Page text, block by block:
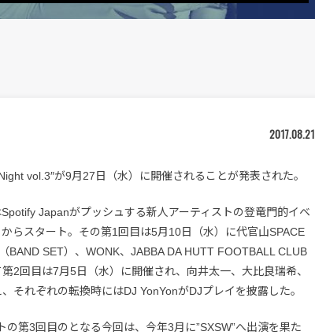
2017.08.21
vol.3″が9月27日（水）に開催されることが発表された。
Japanがプッシュする新人アーティストの登竜門的イベ
らスタート。その第1回目は5月10日（水）に代官山SPACE
BAND SET）、WONK、JABBA DA HUTT FOOTBALL CLUB
2回目は7月5日（水）に開催され、向井太一、大比良瑞希、
それぞれの転換時にはDJ YonYonがDJプレイを披露した。
の第3回目のとなる今回は、今年3月に”SXSW”へ出演を果た